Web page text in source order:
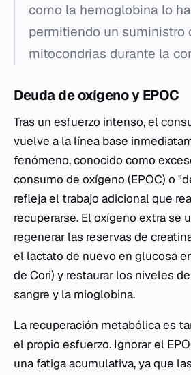
como la hemoglobina lo
permitiendo un suministro
mitocondrias durante la
Deuda de oxígeno y EPOC
Tras un esfuerzo intenso, el
vuelve a la línea base
fenómeno, conocido como
consumo de oxígeno (EPOC) o
refleja el trabajo adicional que
recuperarse. El oxígeno extra se
regenerar las reservas de
el lactato de nuevo en glucosa
de Cori) y restaurar los niveles
sangre y la mioglobina.
La recuperación metabólica es
el propio esfuerzo. Ignorar el
una fatiga acumulativa, ya que